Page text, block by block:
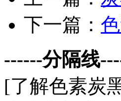
下一篇：
------分隔线
[了解色素炭